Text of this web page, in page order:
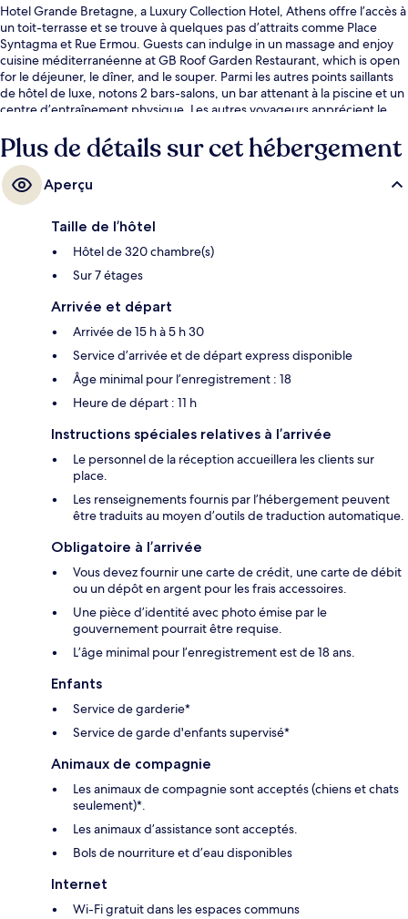
Hotel Grande Bretagne, a Luxury Collection Hotel, Athens offre l’accès à
un toit-terrasse et se trouve à quelques pas d’attraits comme Place
Syntagma et Rue Ermou. Guests can indulge in un massage and enjoy
cuisine méditerranéenne at GB Roof Garden Restaurant, which is open
for le déjeuner, le dîner, and le souper. Parmi les autres points saillants
de hôtel de luxe, notons 2 bars-salons, un bar attenant à la piscine et un
centre d’entraînement physique. Les autres voyageurs apprécient le
commun se trouve à quelques minutes de marche : Station de métro
Sýntagma est à quelques pas et Station de métro Panépistimio se
trouve à 8 minutes.
Plus de détails sur cet hébergement
Aperçu
Taille de l’hôtel
Hôtel de 320 chambre(s)
Sur 7 étages
Arrivée et départ
Arrivée de 15 h à 5 h 30
Service d’arrivée et de départ express disponible
Âge minimal pour l’enregistrement : 18
Heure de départ : 11 h
Instructions spéciales relatives à l’arrivée
Le personnel de la réception accueillera les clients sur
place.
Les renseignements fournis par l’hébergement peuvent
être traduits au moyen d’outils de traduction automatique.
Obligatoire à l’arrivée
Vous devez fournir une carte de crédit, une carte de débit
ou un dépôt en argent pour les frais accessoires.
Une pièce d’identité avec photo émise par le
gouvernement pourrait être requise.
L’âge minimal pour l’enregistrement est de 18 ans.
Enfants
Service de garderie*
Service de garde d'enfants supervisé*
Animaux de compagnie
Les animaux de compagnie sont acceptés (chiens et chats
seulement)*.
Les animaux d’assistance sont acceptés.
Bols de nourriture et d’eau disponibles
Internet
Wi-Fi gratuit dans les espaces communs